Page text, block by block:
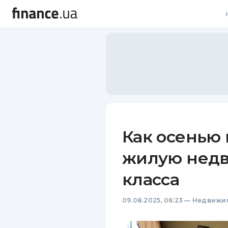
Как осенью
жилую
класса
09.08.2025, 06:23 —